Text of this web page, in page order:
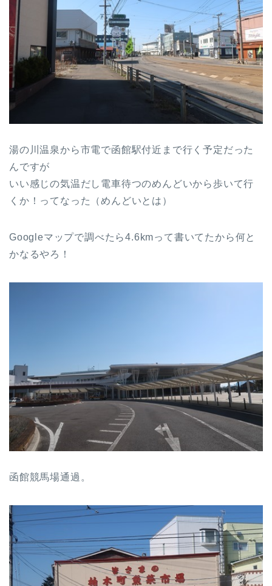
湯の川温泉から市電で函館駅付近まで行く予定だった
んですが
いい感じの気温だし電車待つのめんどいから歩いて行
くか！ってなった（めんどいとは）
Googleマップで調べたら4.6kmって書いてたから何と
かなるやろ！
函館競馬場通過。